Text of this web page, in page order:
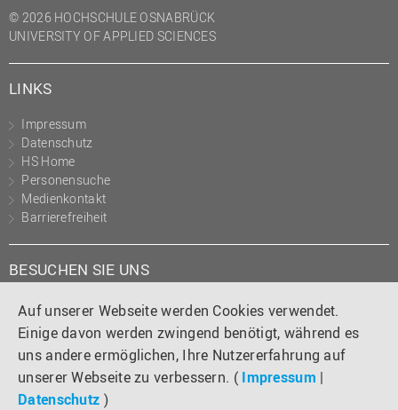
Auf unserer Webseite werden Cookies verwendet.
Einige davon werden zwingend benötigt, während es
uns andere ermöglichen, Ihre Nutzererfahrung auf
unserer Webseite zu verbessern. ( Impressum |
Datenschutz )
© 2026 HOCHSCHULE OSNABRÜCK
UNIVERSITY OF APPLIED SCIENCES
LINKS
Impressum
Datenschutz
HS Home
Personensuche
Medienkontakt
Barrierefreiheit
BESUCHEN SIE UNS
Instagram
TiktokLinkedIn
YouTube
Facebook